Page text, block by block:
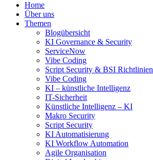
Home
Über uns
Themen
Blogübersicht
KI Governance & Security
ServiceNow
Vibe Coding
Script Security & BSI Richtlinien
Vibe Coding
KI – künstliche Intelligenz
IT-Sicherheit
Künstliche Intelligenz – KI
Makro Security
Script Security
KI Automatisierung
KI Workflow Automation
Agile Organisation